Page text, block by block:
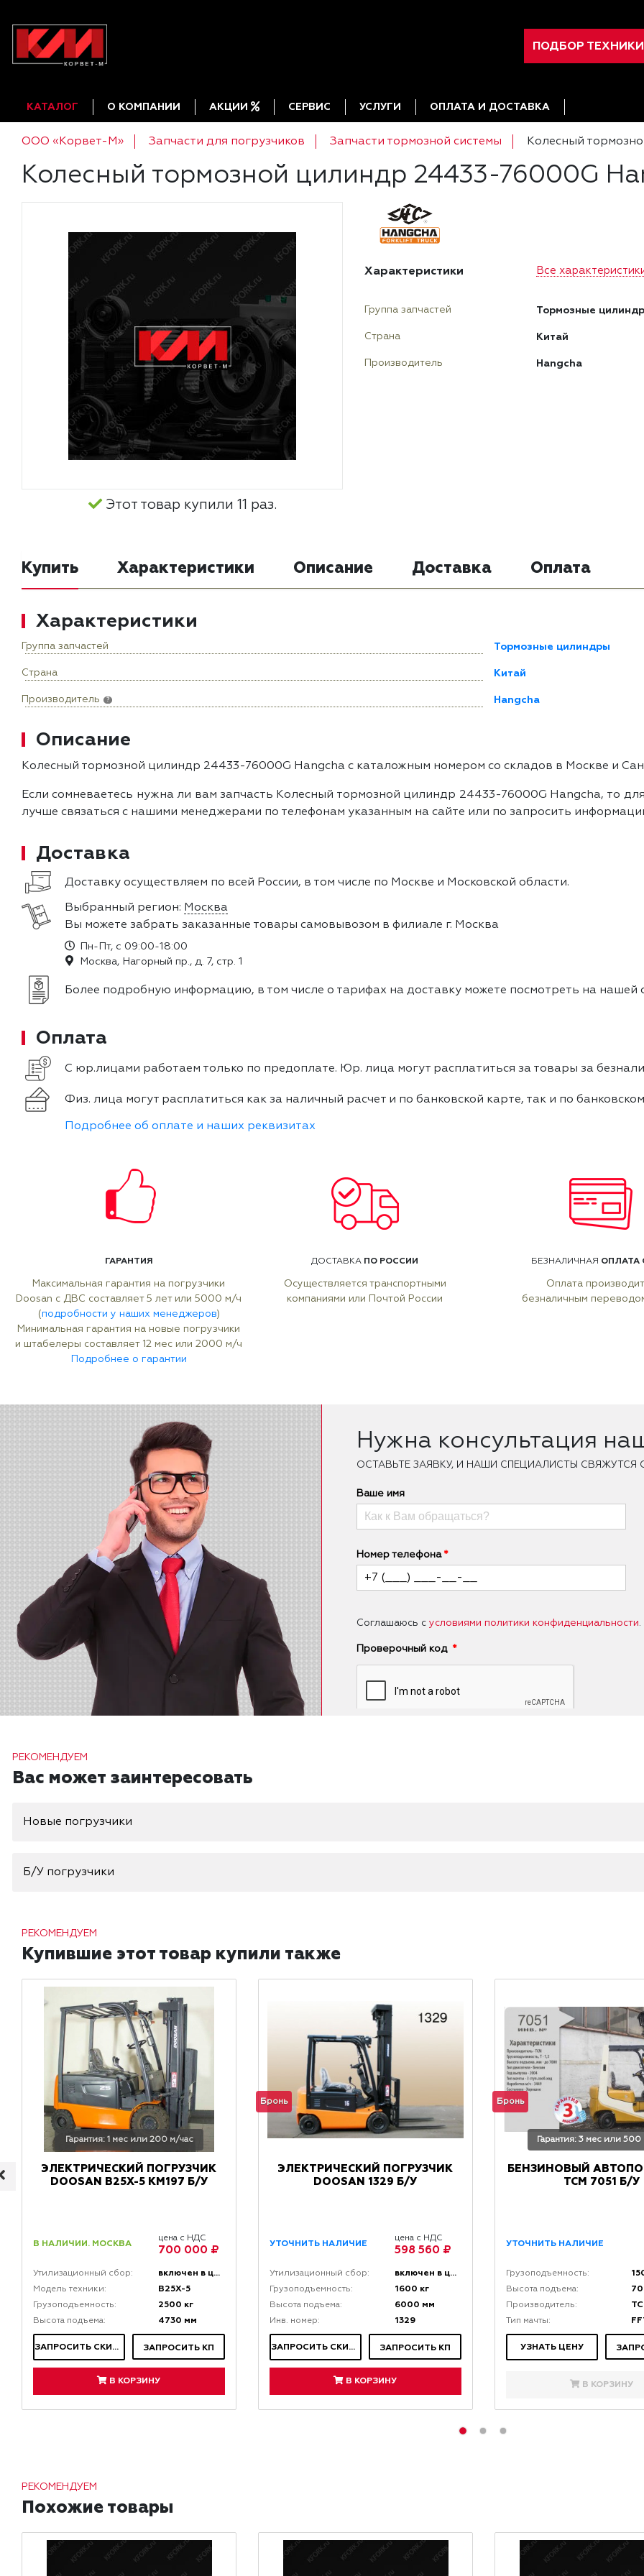
ПОДБОР ТЕХНИКИ
КАТАЛОГ О КОМПАНИИ АКЦИИ СЕРВИС УСЛУГИ ОПЛАТА И ДОСТАВКА
ООО «Корвет-М» Запчасти для погрузчиков Запчасти тормозной системы Колесный
Колесный тормозной цилиндр 24433-76000G
Этот товар купили 11 раз.
Характеристики Все
Группа запчастей Тормозные
Страна Китай
Производитель Hangcha
Купить Характеристики Описание Доставка Оплата
Характеристики
Группа запчастей Тормозные цилиндры
Страна Китай
Производитель ? Hangcha
Описание
Колесный тормозной цилиндр 24433-76000G Hangcha с каталожным номером со складов в Москве и
Если сомневаетесь нужна ли вам запчасть Колесный тормозной цилиндр 24433-76000G Hangcha, то
лучше связаться с нашими менеджерами по телефонам указанным на сайте или по запросить
Доставка
Доставку осуществляем по всей России, в том числе по Москве и Московской области.
Выбранный регион: Москва
Вы можете забрать заказанные товары самовывозом в филиале г. Москва
Пн-Пт, с 09:00-18:00
Москва, Нагорный пр., д. 7, стр. 1
Более подробную информацию, в том числе о тарифах на доставку можете посмотреть на нашей
Оплата
С юр.лицами работаем только по предоплате. Юр. лица могут расплатиться за товары за
Физ. лица могут расплатиться как за наличный расчет и по банковской карте, так и по
Подробнее об оплате и наших реквизитах
ГАРАНТИЯ
Максимальная гарантия на погрузчики
Doosan с ДВС составляет 5 лет или 5000 м/ч
(подробности у наших менеджеров)
Минимальная гарантия на новые погрузчики
и штабелеры составляет 12 мес или 2000 м/ч
Подробнее о гарантии
ДОСТАВКА ПО РОССИИ
Осуществляется транспортными
компаниями или Почтой России
БЕЗНАЛИЧНАЯ ОПЛАТА
Оплата
безналичным
Нужна консультация
ОCТАВЬТЕ ЗАЯВКУ, И НАШИ СПЕЦИАЛИСТЫ
Ваше имя
Номер телефона
Соглашаюсь с условиями политики конфиденциальности.
Проверочный код
РЕКОМЕНДУЕМ
Вас может заинтересовать
Новые погрузчики
Б/У погрузчики
РЕКОМЕНДУЕМ
Купившие этот товар купили также
Гарантия: 1 мес или 200 м/час
ЭЛЕКТРИЧЕСКИЙ ПОГРУЗЧИК
DOOSAN В25Х-5 КМ197 Б/У
В НАЛИЧИИ. МОСКВА
цена с НДС
700 000 ₽
Утилизационный сбор: включен в цену
Модель техники: В25Х-5
Грузоподъемность: 2500 кг
Высота подъема: 4730 мм
ЗАПРОСИТЬ СКИДКУ ЗАПРОСИТЬ КП
В КОРЗИНУ
Бронь
ЭЛЕКТРИЧЕСКИЙ ПОГРУЗЧИК
DOOSAN 1329 Б/У
УТОЧНИТЬ НАЛИЧИЕ
цена с НДС
598 560 ₽
Утилизационный сбор: включен в цену
Грузоподъемность: 1600 кг
Высота подъема: 6000 мм
Инв. номер: 1329
ЗАПРОСИТЬ СКИДКУ ЗАПРОСИТЬ КП
В КОРЗИНУ
Бронь
Гарантия: 3 мес или 500
БЕНЗИНОВЫЙ
TCM 7051 Б/У
УТОЧНИТЬ НАЛИЧИЕ
Грузоподъемность:
Высота подъема:
Производитель:
Тип мачты:
УЗНАТЬ ЦЕНУ
В КОРЗИНУ
РЕКОМЕНДУЕМ
Похожие товары